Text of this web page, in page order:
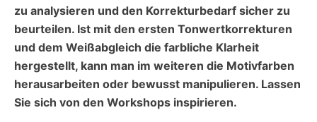
zu analysieren und den Korrekturbedarf sicher zu
beurteilen. Ist mit den ersten Tonwertkorrekturen
und dem Weißabgleich die farbliche Klarheit
hergestellt, kann man im weiteren die Motivfarben
herausarbeiten oder bewusst manipulieren. Lassen
Sie sich von den Workshops inspirieren.